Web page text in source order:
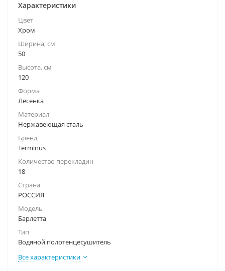
Характеристики
Цвет
Хром
Ширина, см
50
Высота, см
120
Форма
Лесенка
Материал
Нержавеющая сталь
Бренд
Terminus
Количество перекладин
18
Страна
РОССИЯ
Модель
Барлетта
Тип
Водяной полотенцесушитель
Все характеристики